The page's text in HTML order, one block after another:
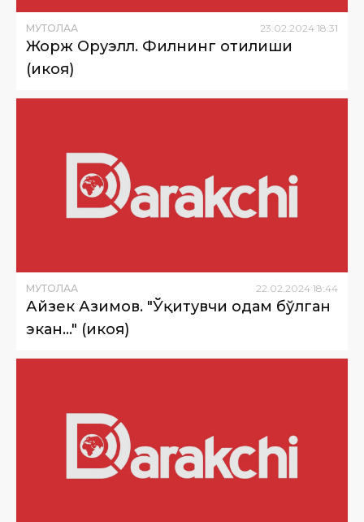
МУТОЛАА 23.02.2024 18:31
Жорж Оруэлл. Филнинг отилиши
(ҳикоя)
МУТОЛАА 22.02.2024 18:44
Айзек Азимов. "Ўқитувчи одам бўлган
экан…" (ҳикоя)